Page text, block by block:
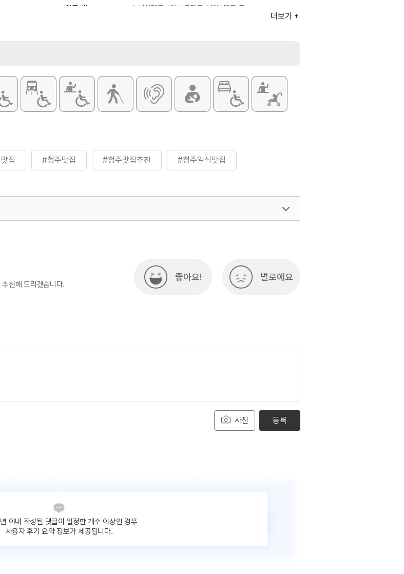
취급메뉴
스페셜텐동 / 아나고텐동 / 에비텐동 등
더보기
집 #청주맛집 #청주맛집추천 #청주일식맛집
천해 드리겠습니다.
좋아요! 별로예요
사진 등록
이내 작성된 댓글이 일정한 개수 이상인 경우
사용자 후기 요약 정보가 제공됩니다.